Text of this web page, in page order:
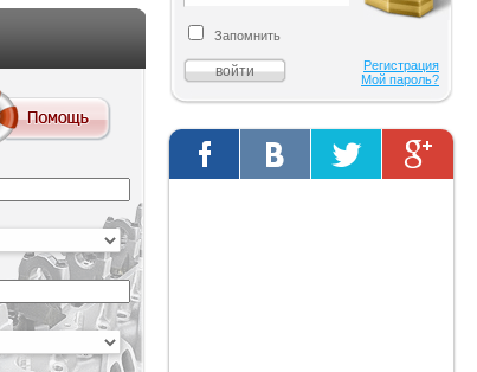
Запомнить
Регистрация
Мой пароль?